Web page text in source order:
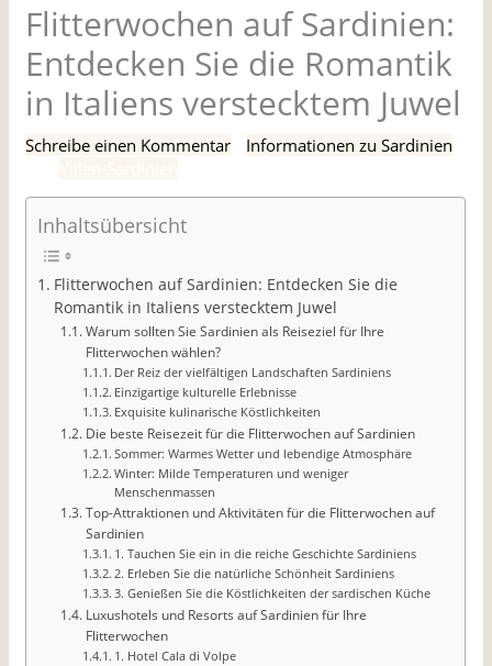
Flitterwochen auf Sardinien:
Entdecken Sie die Romantik
in Italiens verstecktem Juwel
Schreibe einen Kommentar Informationen zu Sardinien
Inhaltsübersicht
Flitterwochen auf Sardinien: Entdecken Sie die
Romantik in Italiens verstecktem Juwel
Warum sollten Sie Sardinien als Reiseziel für Ihre
Flitterwochen wählen?
Der Reiz der vielfältigen Landschaften Sardiniens
Einzigartige kulturelle Erlebnisse
Exquisite kulinarische Köstlichkeiten
Die beste Reisezeit für die Flitterwochen auf Sardinien
Sommer: Warmes Wetter und lebendige Atmosphäre
Winter: Milde Temperaturen und weniger
Menschenmassen
Top-Attraktionen und Aktivitäten für die Flitterwochen auf
Sardinien
1. Tauchen Sie ein in die reiche Geschichte Sardiniens
2. Erleben Sie die natürliche Schönheit Sardiniens
3. Genießen Sie die Köstlichkeiten der sardischen Küche
Luxushotels und Resorts auf Sardinien für Ihre
Flitterwochen
1. Hotel Cala di Volpe